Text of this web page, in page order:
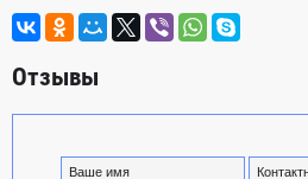
Отзывы